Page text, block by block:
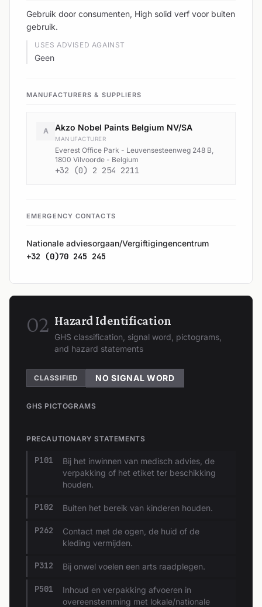
Gebruik door consumenten, High solid verf voor buiten
gebruik.
USES ADVISED AGAINST
Geen
MANUFACTURERS & SUPPLIERS
A Akzo Nobel Paints Belgium NV/SA
MANUFACTURER
Everest Office Park - Leuvensesteenweg 248 B,
1800 Vilvoorde - Belgium
+32 (0) 2 254 2211
EMERGENCY CONTACTS
Nationale adviesorgaan/Vergiftigingencentrum
+32 (0)70 245 245
02 Hazard Identification
GHS classification, signal word, pictograms,
and hazard statements
CLASSIFIED NO SIGNAL WORD
GHS PICTOGRAMS
PRECAUTIONARY STATEMENTS
P101
Bij het inwinnen van medisch advies, de
verpakking of het etiket ter beschikking
houden.
P102 Buiten het bereik van kinderen houden.
P262
Contact met de ogen, de huid of de
kleding vermijden.
P312 Bij onwel voelen een arts raadplegen.
P501
Inhoud en verpakking afvoeren in
overeenstemming met lokale/nationale